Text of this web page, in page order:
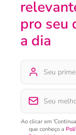
pro seu
a dia
Ao clicar em
que conheço a